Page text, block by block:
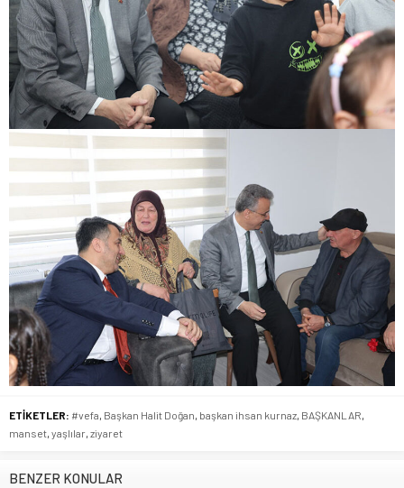
ETİKETLER: #vefa, Başkan Halit Doğan, başkan ihsan kurnaz, BAŞKANLAR,
manset, yaşlılar, ziyaret
BENZER KONULAR